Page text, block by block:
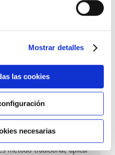
Mostrar detalles
las cookies
necesarias
base agua. En zonas de
con placas, silestone,
dañaría el papel. Su
pared y tira en seco, sin
sencilla.
papel sobre un soporte de
método tradicional, aplicar